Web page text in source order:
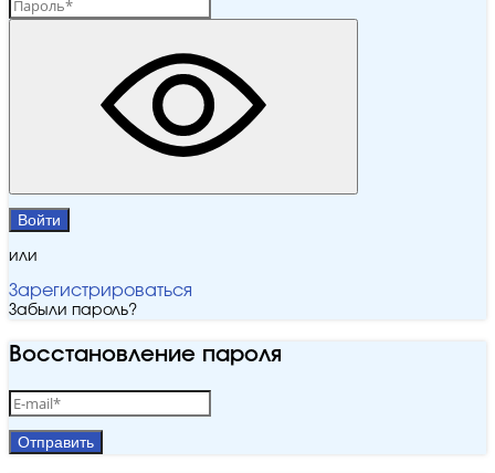
Войти
или
Зарегистрироваться
Забыли пароль?
Восстановление пароля
Отправить